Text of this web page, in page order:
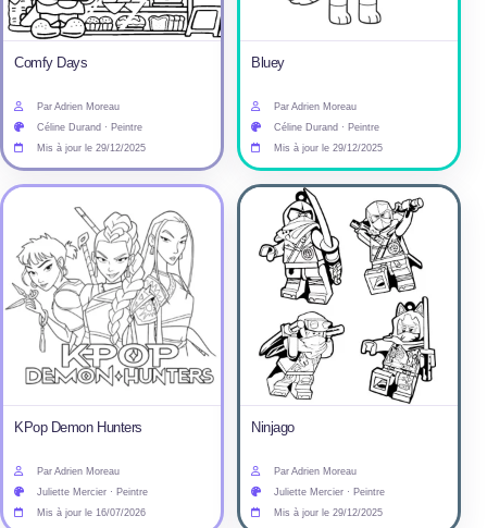
Comfy Days
Par Adrien Moreau
Céline Durand · Peintre
Mis à jour le 29/12/2025
Bluey
Par Adrien Moreau
Céline Durand · Peintre
Mis à jour le 29/12/2025
KPop Demon Hunters
Par Adrien Moreau
Juliette Mercier · Peintre
Mis à jour le 16/07/2026
Ninjago
Par Adrien Moreau
Juliette Mercier · Peintre
Mis à jour le 29/12/2025